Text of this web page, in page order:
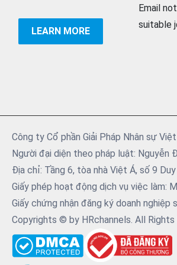
LEARN MORE
Email
suitable
Công ty Cổ phần Giải Pháp Nhân sự
Người đại diện theo pháp luật: Nguyễn
Địa chỉ: Tầng 6, tòa nhà Việt Á, số 9
Giấy phép hoạt động dịch vụ việc làm:
Giấy chứng nhận đăng ký doanh
Copyrights © by HRchannels. All Rights